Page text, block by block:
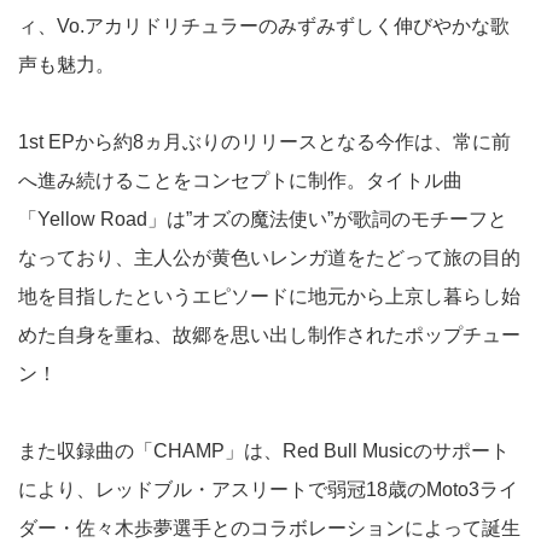
ィ、Vo.アカリドリチュラーのみずみずしく伸びやかな歌
声も魅力。
1st EPから約8ヵ月ぶりのリリースとなる今作は、常に前
へ進み続けることをコンセプトに制作。タイトル曲
「Yellow Road」は”オズの魔法使い”が歌詞のモチーフと
なっており、主人公が黄色いレンガ道をたどって旅の目的
地を目指したというエピソードに地元から上京し暮らし始
めた自身を重ね、故郷を思い出し制作されたポップチュー
ン！
また収録曲の「CHAMP」は、Red Bull Musicのサポート
により、レッドブル・アスリートで弱冠18歳のMoto3ライ
ダー・佐々木歩夢選手とのコラボレーションによって誕生